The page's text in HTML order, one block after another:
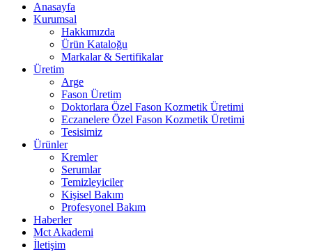
Anasayfa
Kurumsal
Hakkımızda
Ürün Kataloğu
Markalar & Sertifikalar
Üretim
Arge
Fason Üretim
Doktorlara Özel Fason Kozmetik Üretimi
Eczanelere Özel Fason Kozmetik Üretimi
Tesisimiz
Ürünler
Kremler
Serumlar
Temizleyiciler
Kişisel Bakım
Profesyonel Bakım
Haberler
Mct Akademi
İletişim